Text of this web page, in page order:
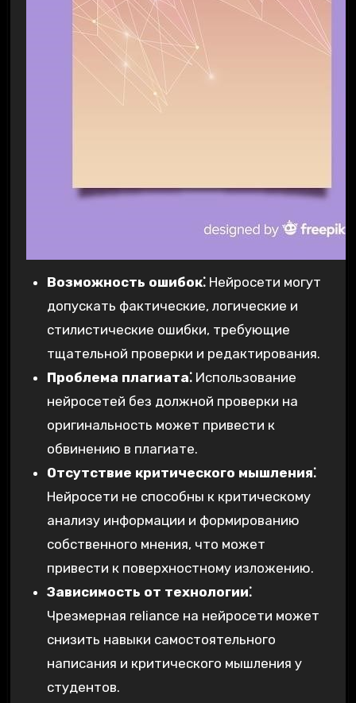
Возможность ошибок⁚Нейросети могут
допускать фактические‚ логические и
стилистические ошибки‚ требующие
тщательной проверки и редактирования.
Проблема плагиата⁚Использование
нейросетей без должной проверки на
оригинальность может привести к
обвинению в плагиате.
Отсутствие критического мышления⁚
Нейросети не способны к критическому
анализу информации и формированию
собственного мнения‚ что может
привести к поверхностному изложению.
Зависимость от технологии⁚
Чрезмерная reliance на нейросети может
снизить навыки самостоятельного
написания и критического мышления у
студентов.